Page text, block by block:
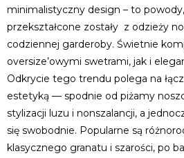
minimalistyczny design – to powody,
przekształcone zostały z odzieży
codziennej garderoby. Świetnie
oversize’owymi swetrami, jak i
Odkrycie tego trendu polega na
estetyką — spodnie od piżamy
stylizacji luzu i nonszalancji, a
się swobodnie. Popularne są
klasycznego granatu i szarości, po